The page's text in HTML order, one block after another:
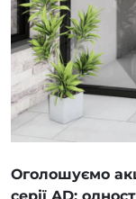
Оголошуємо